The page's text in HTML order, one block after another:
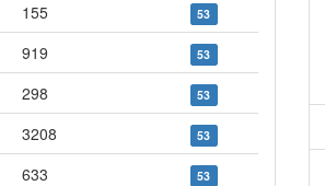
155 53
919 53
298 53
3208 53
633 53